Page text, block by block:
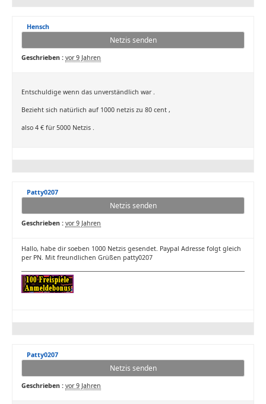
Hensch
Netzis senden
Geschrieben : vor 9 Jahren
Entschuldige wenn das unverständlich war .
Bezieht sich natürlich auf 1000 netzis zu 80 cent ,
also 4 € für 5000 Netzis .
Patty0207
Netzis senden
Geschrieben : vor 9 Jahren
Hallo, habe dir soeben 1000 Netzis gesendet. Paypal Adresse folgt gleich
per PN. Mit freundlichen Grüßen patty0207
Patty0207
Netzis senden
Geschrieben : vor 9 Jahren